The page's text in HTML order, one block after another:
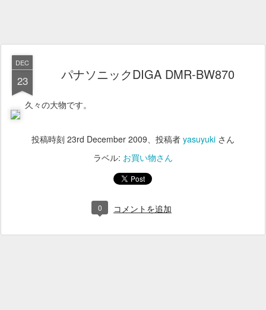
DEC
23 パナソニックDIGA DMR-BW870
久々の大物です。
投稿時刻 23rd December 2009、投稿者 yasuyuki さん
ラベル: お買い物さん
0 コメントを追加